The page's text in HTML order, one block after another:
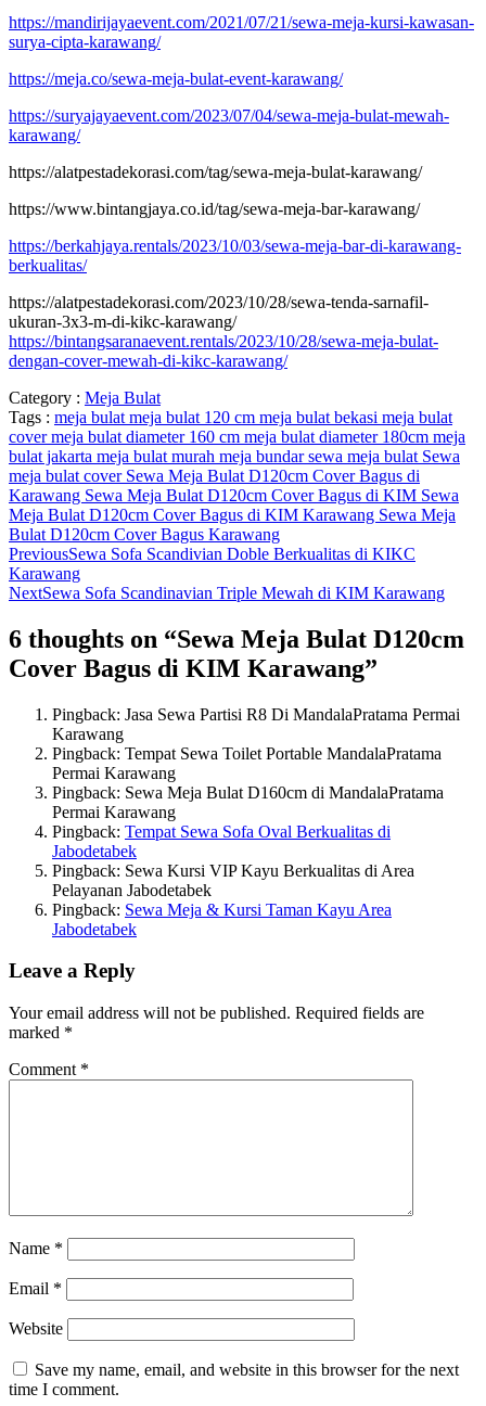
https://mandirijayaevent.com/2021/07/21/sewa-meja-kursi-kawasan-
surya-cipta-karawang/
https://meja.co/sewa-meja-bulat-event-karawang/
https://suryajayaevent.com/2023/07/04/sewa-meja-bulat-mewah-
karawang/
https://alatpestadekorasi.com/tag/sewa-meja-bulat-karawang/
https://www.bintangjaya.co.id/tag/sewa-meja-bar-karawang/
https://berkahjaya.rentals/2023/10/03/sewa-meja-bar-di-karawang-
berkualitas/
https://alatpestadekorasi.com/2023/10/28/sewa-tenda-sarnafil-
ukuran-3x3-m-di-kikc-karawang/
https://bintangsaranaevent.rentals/2023/10/28/sewa-meja-bulat-
dengan-cover-mewah-di-kikc-karawang/
Category : Meja Bulat
Tags : meja bulat meja bulat 120 cm meja bulat bekasi meja bulat
covermeja bulat diameter 160 cm meja bulat diameter 180cm meja
bulat jakarta meja bulat murah meja bundarsewa meja bulat Sewa
meja bulat cover Sewa Meja Bulat D120cm Cover Bagus di
Karawang Sewa Meja Bulat D120cm Cover Bagus di KIM Sewa
Meja Bulat D120cm Cover Bagus di KIM Karawang Sewa Meja
Bulat D120cm Cover Bagus Karawang
PreviousSewa Sofa Scandivian Doble Berkualitas di KIKC
Karawang
NextSewa Sofa Scandinavian Triple Mewah di KIM Karawang
6 thoughts on “Sewa Meja Bulat D120cm
Cover Bagus di KIM Karawang”
Pingback: Jasa Sewa Partisi R8 Di MandalaPratama Permai
Karawang
Pingback: Tempat Sewa Toilet Portable MandalaPratama
Permai Karawang
Pingback: Sewa Meja Bulat D160cm di MandalaPratama
Permai Karawang
Pingback: Tempat Sewa Sofa Oval Berkualitas di
Jabodetabek
Pingback: Sewa Kursi VIP Kayu Berkualitas di Area
Pelayanan Jabodetabek
Pingback: Sewa Meja & Kursi Taman Kayu Area
Jabodetabek
Leave a Reply
Your email address will not be published. Required fields are
marked *
Comment *
Name *
Email *
Website
Save my name, email, and website in this browser for the next
time I comment.